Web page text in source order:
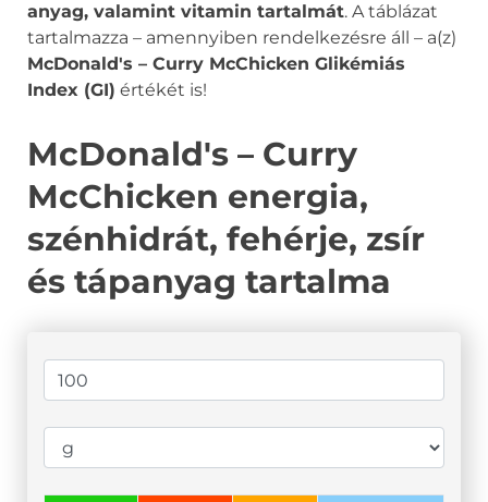
anyag, valamint vitamin tartalmát. A táblázat
tartalmazza – amennyiben rendelkezésre áll – a(z)
McDonald's – Curry McChicken Glikémiás
Index (GI) értékét is!
McDonald's – Curry
McChicken energia,
szénhidrát, fehérje, zsír
és tápanyag tartalma